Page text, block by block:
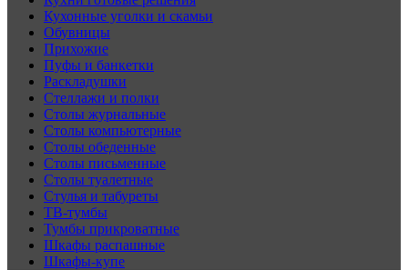
Кухонные уголки и скамьи
Обувницы
Прихожие
Пуфы и банкетки
Раскладушки
Стеллажи и полки
Столы журнальные
Столы компьютерные
Столы обеденные
Столы письменные
Столы туалетные
Стулья и табуреты
ТВ-тумбы
Тумбы прикроватные
Шкафы распашные
Шкафы-купе